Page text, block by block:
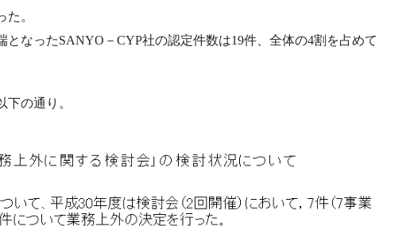
。
となったSANYO－CYP社の認定件数は19件、全体の4割を占めて
下の通り。